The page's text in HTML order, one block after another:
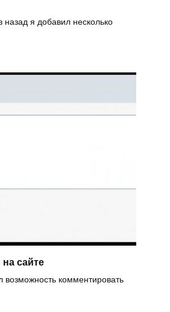
я добавил несколько
сайте
возможность комментировать